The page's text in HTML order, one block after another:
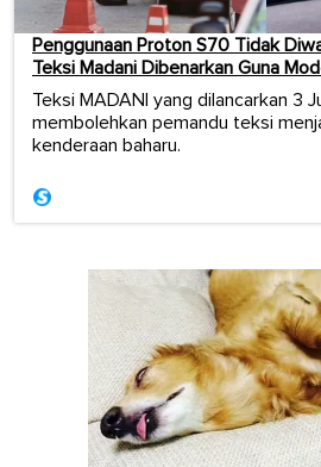
Penggunaan Proton S70 Tidak
Teksi Madani Dibenarkan Guna
Teksi MADANI yang dilancarkan 3
membolehkan pemandu teksi
kenderaan baharu.